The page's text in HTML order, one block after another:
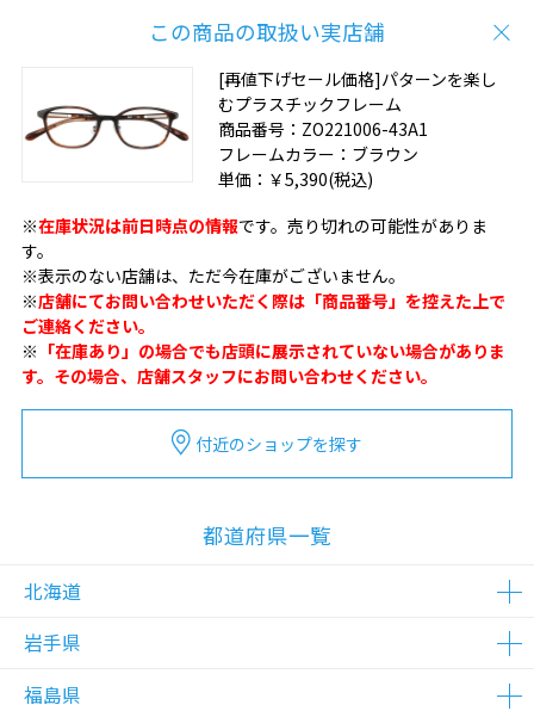
この商品の取扱い実店舗
[再値下げセール価格]パターンを楽し
むプラスチックフレーム
商品番号： ZO221006-43A1
フレームカラー： ブラウン
単価： ￥5,390(税込)
※在庫状況は前日時点の情報です。売り切れの可能性がありま
す。
※表示のない店舗は、ただ今在庫がございません。
※店舗にてお問い合わせいただく際は「商品番号」を控えた上で
ご連絡ください。
※ 「在庫あり」の場合でも店頭に展示されていない場合がありま
す。その場合、店舗スタッフにお問い合わせください。
付近のショップを探す
都道府県一覧
北海道
△在庫わずか
△在庫わずか
岩手県
福島県